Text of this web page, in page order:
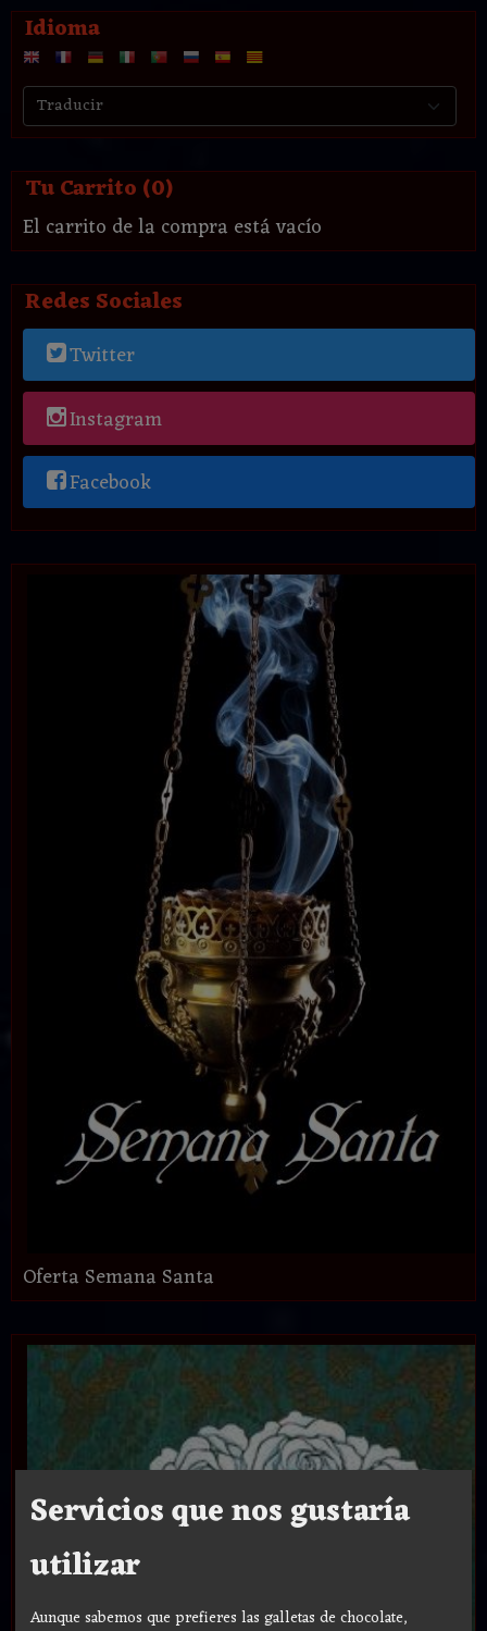
Idioma
Tu Carrito (0)
El carrito de la compra está vacío
Redes Sociales
Twitter
Instagram
Facebook
Oferta Semana Santa
Servicios que nos gustaría
utilizar
Aunque sabemos que prefieres las galletas de chocolate,